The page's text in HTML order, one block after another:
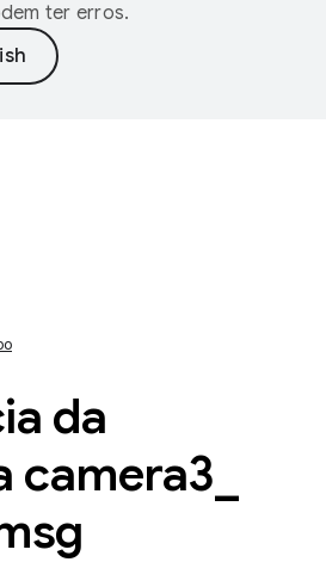
ter erros.
da
camera3